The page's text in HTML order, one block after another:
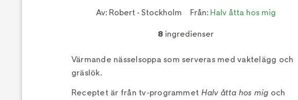
Av: Robert - Stockholm Från: Halv åtta hos mig
8 ingredienser
Värmande nässelsoppa som serveras med vaktelägg och
gräslök.
Receptet är från tv-programmet Halv åtta hos mig och